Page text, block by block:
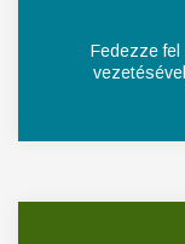
Fedezze